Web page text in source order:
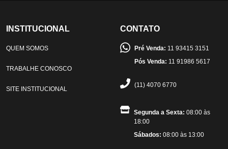
INSTITUCIONAL
QUEM SOMOS
TRABALHE CONOSCO
SITE INSTITUCIONAL
CONTATO
Pré Venda: 11 93415 3151
Pós Venda: 11 91986 5617
(11) 4070 6770
Segunda a Sexta: 08:00 às
18:00
Sábados: 08:00 às 13:00